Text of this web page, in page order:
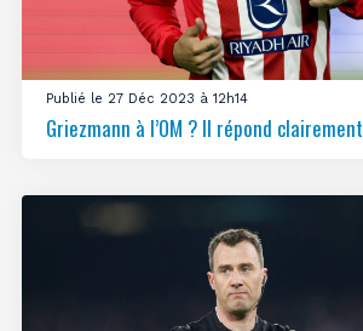
Publié le 27 Déc 2023 à 12h14
Griezmann à l’OM ? Il répond clairement